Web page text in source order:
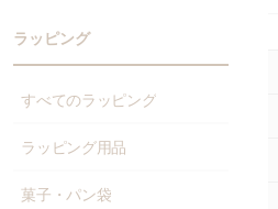
ラッピング
すべてのラッピング
ラッピング用品
菓子・パン袋